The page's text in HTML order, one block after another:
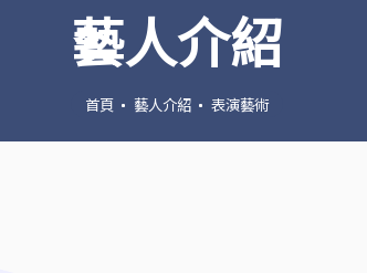
藝人介紹
首頁 藝人介紹 表演藝術